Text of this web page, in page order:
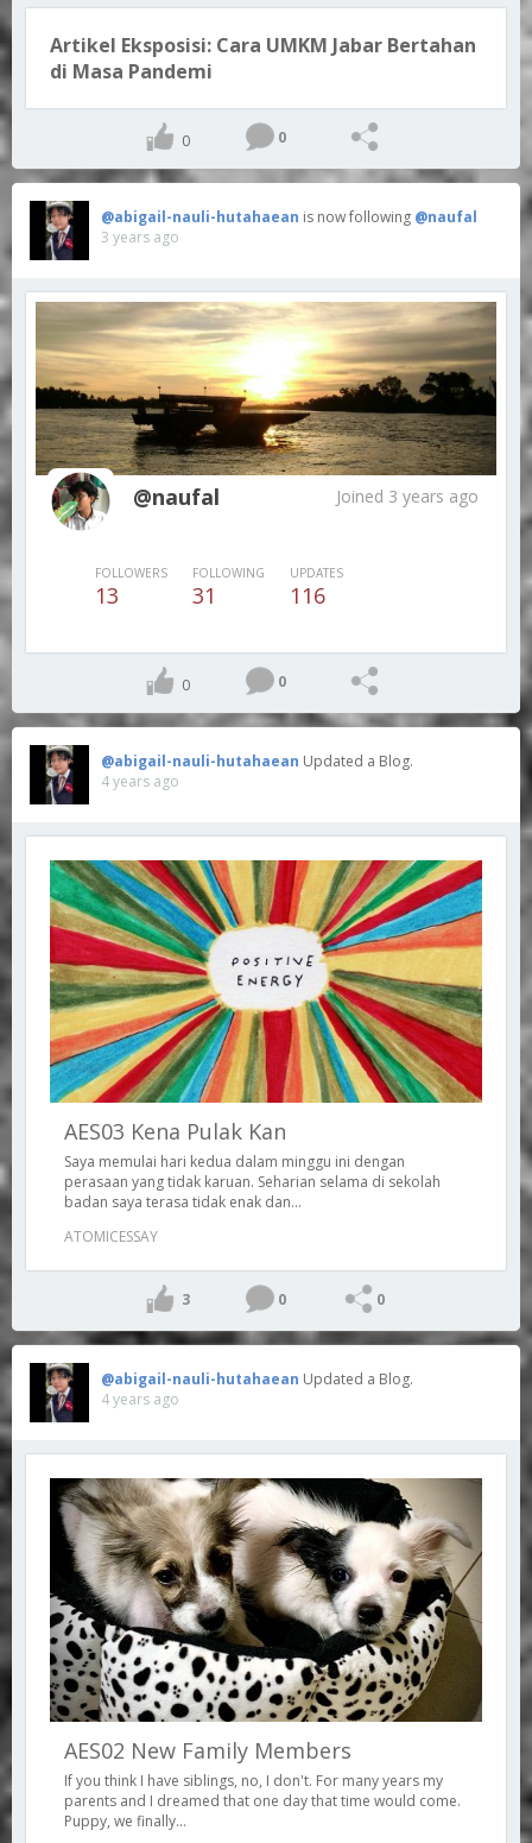
Artikel Eksposisi: Cara UMKM Jabar Bertahan
di Masa Pandemi
0 0
@abigail-nauli-hutahaean is now following @naufal
3 years ago
@naufal Joined 3 years ago
FOLLOWERS
13
FOLLOWING
31
UPDATES
116
0 0
@abigail-nauli-hutahaean Updated a Blog.
4 years ago
AES03 Kena Pulak Kan
Saya memulai hari kedua dalam minggu ini dengan
perasaan yang tidak karuan. Seharian selama di sekolah
badan saya terasa tidak enak dan...
ATOMICESSAY
3 0 0
@abigail-nauli-hutahaean Updated a Blog.
4 years ago
AES02 New Family Members
If you think I have siblings, no, I don't. For many years my
parents and I dreamed that one day that time would come.
Puppy, we finally...